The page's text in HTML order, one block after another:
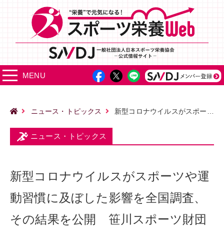
MENU
ニュース・トピックス 新型コロナウイルスがスポーツや運動習慣に及ぼした影響を全国調査、その結果を公開 笹川スポーツ財団
ニュース・トピックス
新型コロナウイルスがスポーツや運
動習慣に及ぼした影響を全国調査、
その結果を公開 笹川スポーツ財団